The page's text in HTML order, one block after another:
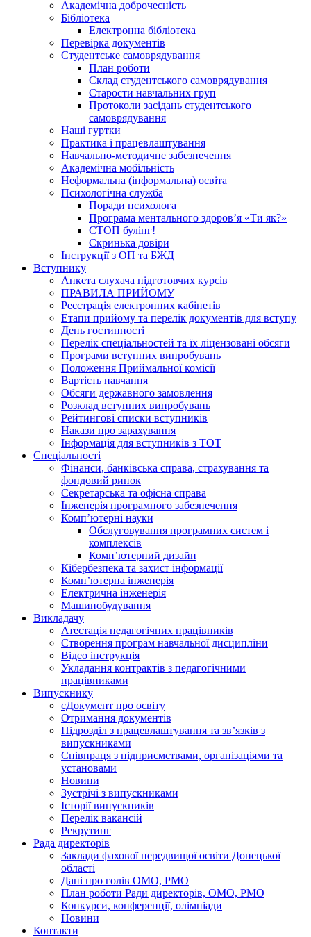
Академічна доброчесність
Бібліотека
Електронна бібліотека
Перевірка документів
Студентське самоврядування
План роботи
Склад студентського самоврядування
Старости навчальних груп
Протоколи засідань студентського
самоврядування
Наші гуртки
Практика і працевлаштування
Навчально-методичне забезпечення
Академічна мобільність
Неформальна (інформальна) освіта
Психологічна служба
Поради психолога
Програма ментального здоров’я «Ти як?»
СТОП булінг!
Скринька довіри
Інструкції з ОП та БЖД
Вступнику
Анкета слухача підготовчих курсів
ПРАВИЛА ПРИЙОМУ
Реєстрація електронних кабінетів
Етапи прийому та перелік документів для вступу
День гостинності
Перелік спеціальностей та їх ліцензовані обсяги
Програми вступних випробувань
Положення Приймальної комісії
Вартість навчання
Обсяги державного замовлення
Розклад вступних випробувань
Рейтингові списки вступників
Накази про зарахування
Інформація для вступників з ТОТ
Спеціальності
Фінанси, банківська справа, страхування та
фондовий ринок
Секретарська та офісна справа
Інженерія програмного забезпечення
Комп’ютерні науки
Обслуговування програмних систем і
комплексів
Комп’ютерний дизайн
Кібербезпека та захист інформації
Комп’ютерна інженерія
Електрична інженерія
Машинобудування
Викладачу
Атестація педагогічних працівників
Створення програм навчальної дисципліни
Відео інструкція
Укладання контрактів з педагогічними
працівниками
Випускнику
єДокумент про освіту
Отримання документів
Підрозділ з працевлаштування та зв’язків з
випускниками
Співпраця з підприємствами, організаціями та
установами
Новини
Зустрічі з випускниками
Історії випускників
Перелік вакансій
Рекрутинг
Рада директорів
Заклади фахової передвищої освіти Донецької
області
Дані про голів ОМО, РМО
План роботи Ради директорів, ОМО, РМО
Конкурси, конференції, олімпіади
Новини
Контакти